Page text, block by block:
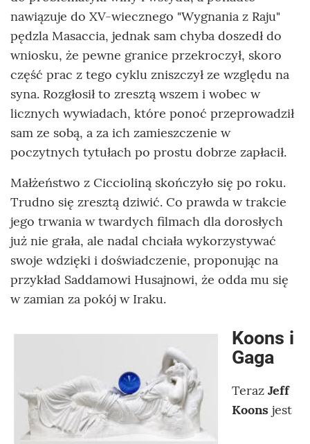
nawiązuje do XV-wiecznego "Wygnania z Raju"
pędzla Masaccia, jednak sam chyba doszedł do
wniosku, że pewne granice przekroczył, skoro
część prac z tego cyklu zniszczył ze względu na
syna. Rozgłosił to zresztą wszem i wobec w
licznych wywiadach, które ponoć przeprowadził
sam ze sobą, a za ich zamieszczenie w
poczytnych tytułach po prostu dobrze zapłacił.
Małżeństwo z Ciccioliną skończyło się po roku.
Trudno się zresztą dziwić. Co prawda w trakcie
jego trwania w twardych filmach dla dorosłych
już nie grała, ale nadal chciała wykorzystywać
swoje wdzięki i doświadczenie, proponując na
przykład Saddamowi Husajnowi, że odda mu się
w zamian za pokój w Iraku.
Koons i
Gaga
Teraz Jeff
Koons jest